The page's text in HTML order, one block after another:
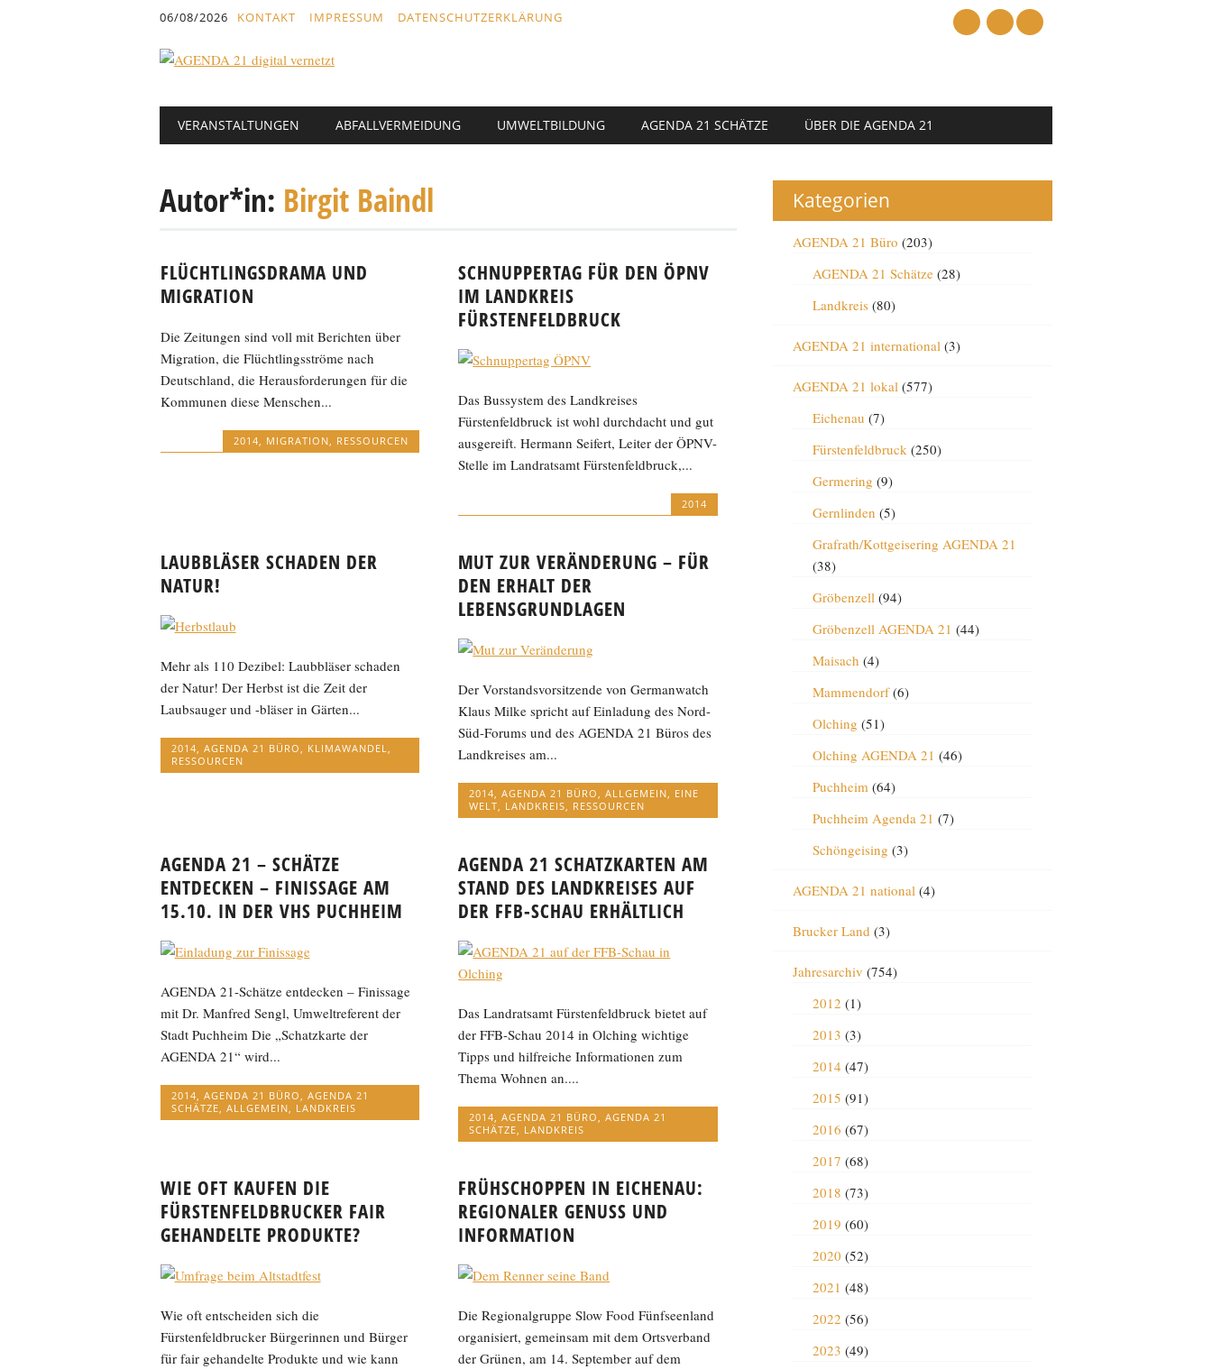
06/08/2026 KONTAKT IMPRESSUM DATENSCHUTZERKLÄRUNG
Hauptmenü
Abbrechen
VERANSTALTUNGEN ABFALLVERMEIDUNG UMWELTBILDUNG AGENDA 21 SCHÄTZE ÜBER DIE AGENDA 21
Autor*in: Birgit Baindl
FLÜCHTLINGSDRAMA UND
MIGRATION
Die Zeitungen sind voll mit Berichten über
Migration, die Flüchtlingsströme nach
Deutschland, die Herausforderungen für die
Kommunen diese Menschen...
2014 MIGRATION RESSOURCEN
SCHNUPPERTAG FÜR DEN ÖPNV
IM LANDKREIS
FÜRSTENFELDBRUCK
Das Bussystem des Landkreises
Fürstenfeldbruck ist wohl durchdacht und gut
ausgereift. Hermann Seifert, Leiter der ÖPNV-
Stelle im Landratsamt Fürstenfeldbruck,...
2014
LAUBBLÄSER SCHADEN DER
NATUR!
Mehr als 110 Dezibel: Laubbläser schaden
der Natur! Der Herbst ist die Zeit der
Laubsauger und -bläser in Gärten...
2014 AGENDA 21 BÜRO KLIMAWANDEL
RESSOURCEN
MUT ZUR VERÄNDERUNG – FÜR
DEN ERHALT DER
LEBENSGRUNDLAGEN
Der Vorstandsvorsitzende von Germanwatch
Klaus Milke spricht auf Einladung des Nord-
Süd-Forums und des AGENDA 21 Büros des
Landkreises am...
2014 ,AGENDA 21 BÜRO ,ALLGEMEIN
EINE
WELT
LANDKREIS RESSOURCEN
AGENDA 21 – SCHÄTZE
ENTDECKEN – FINISSAGE AM
15.10. IN DER VHS PUCHHEIM
AGENDA 21-Schätze entdecken – Finissage
mit Dr. Manfred Sengl, Umweltreferent der
Stadt Puchheim Die „Schatzkarte der
AGENDA 21“ wird...
2014, AGENDA 21 BÜRO, AGENDA 21
SCHÄTZE, ALLGEMEIN, LANDKREIS
AGENDA 21 SCHATZKARTEN AM
STAND DES LANDKREISES AUF
DER FFB-SCHAU ERHÄLTLICH
Das Landratsamt Fürstenfeldbruck bietet auf
der FFB-Schau 2014 in Olching wichtige
Tipps und hilfreiche Informationen zum
Thema Wohnen an....
2014,AGENDA 21 BÜRO,AGENDA 21
SCHÄTZE, LANDKREIS
WIE OFT KAUFEN DIE
FÜRSTENFELDBRUCKER FAIR
GEHANDELTE PRODUKTE?
Wie oft entscheiden sich die
Fürstenfeldbrucker Bürgerinnen und Bürger
für fair gehandelte Produkte und wie kann
FRÜHSCHOPPEN IN EICHENAU:
REGIONALER GENUSS UND
INFORMATION
Die Regionalgruppe Slow Food Fünfseenland
organisiert, gemeinsam mit dem Ortsverband
der Grünen, am 14. September auf dem
Kategorien
AGENDA 21 Büro (203)
AGENDA 21 Schätze(28)
Landkreis(80)
AGENDA 21 international(3)
AGENDA 21 lokal(577)
Eichenau (7)
Fürstenfeldbruck(250)
Germering (9)
Gernlinden (5)
Grafrath/Kottgeisering AGENDA 21
(38)
Gröbenzell(94)
Gröbenzell AGENDA 21 (44)
Maisach (4)
Mammendorf(6)
Olching (51)
Olching AGENDA 21 (46)
Puchheim(64)
Puchheim Agenda 21 (7)
Schöngeising (3)
AGENDA 21 national(4)
Brucker Land (3)
Jahresarchiv (754)
2012 (1)
2013 (3)
2014 (47)
2015 (91)
2016 (67)
2017 (68)
2018 (73)
2019 (60)
2020 (52)
2021 (48)
2022 (56)
2023 (49)